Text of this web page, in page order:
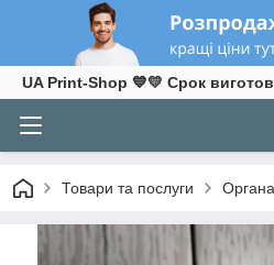
UA Print-Shop ​💙💛 Срок
Товари та послуги